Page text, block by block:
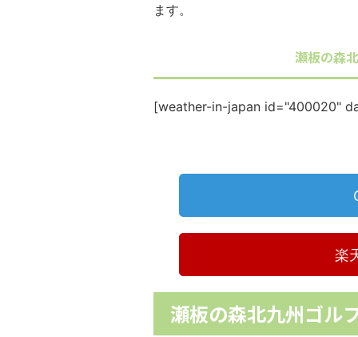
ます。
瀬板の森
[weather-in-japan id="400020"
楽
瀬板の森北九州ゴル